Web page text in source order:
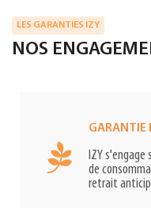
LES GARANTIES IZY
NOS
GARANTIE
IZY
de
retrait